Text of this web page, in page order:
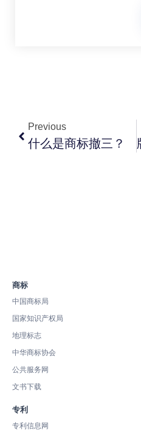
Previous
什么是商标撤三？
商标
中国商标局
国家知识产权局
地理标志
中华商标协会
公共服务网
文书下载
专利
专利信息网